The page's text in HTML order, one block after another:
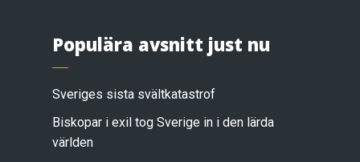
Populära avsnitt just nu
Sveriges sista svältkatastrof
Biskopar i exil tog Sverige in i den lärda
världen